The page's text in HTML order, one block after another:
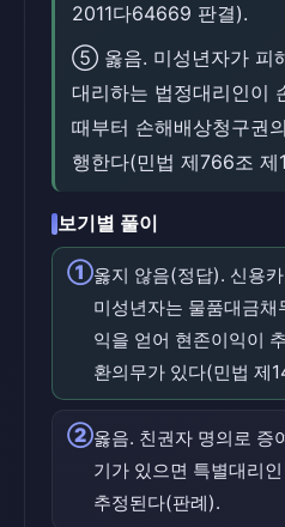
2011다64669 판결).
⑤ 옳음. 미성년자가 피
대리하는 법정대리인이
때부터 손해배상청구권
행한다(민법 제766조 제
보기별 풀이
①옳지 않음(정답). 신용
미성년자는 물품대금채
익을 얻어 현존이익이
환의무가 있다(민법 제
②옳음. 친권자 명의로 증
기가 있으면 특별대리
추정된다(판례).